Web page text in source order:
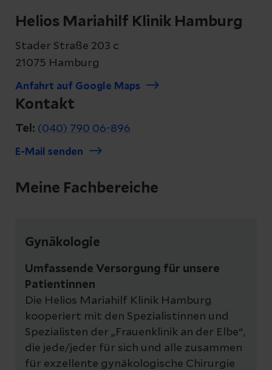
Helios Mariahilf Klinik Hamburg
Stader Straße 203 c
21075 Hamburg
Anfahrt auf Google Maps
Kontakt
Tel: (040) 790 06-896
E-Mail senden
Meine Fachbereiche
Gynäkologie
Umfassende Versorgung für unsere
Patientinnen
Die Helios Mariahilf Klinik Hamburg
kooperiert mit den Spezialistinnen und
Spezialisten der „Frauenklinik an der Elbe“,
die jede/jeder für sich und alle zusammen
für exzellente gynäkologische Chirurgie